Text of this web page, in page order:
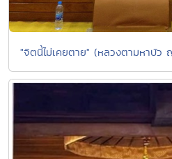
"จิตนี้ไม่เคยตาย" (หลวงตามหาบัว